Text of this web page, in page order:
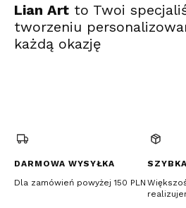
Lian Art to Twoi
tworzeniu
każdą okazję
karcie)
DARMOWA WYSYŁKA
Dla zamówień powyżej 150 PLN